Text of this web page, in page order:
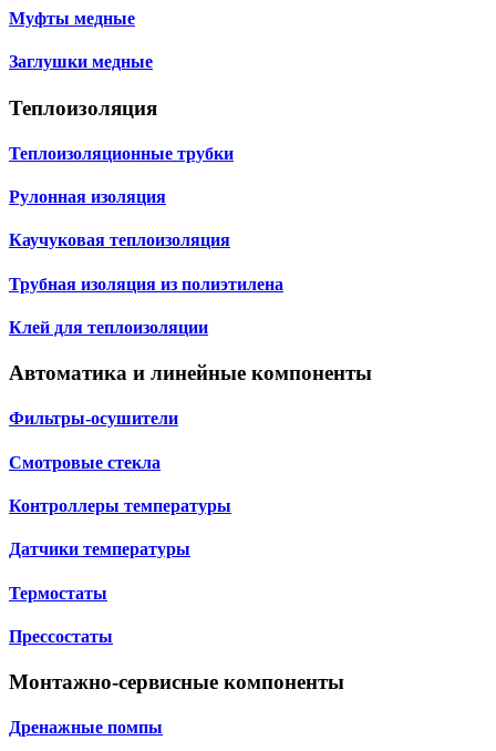
Муфты медные
Заглушки медные
Теплоизоляция
Теплоизоляционные трубки
Рулонная изоляция
Каучуковая теплоизоляция
Трубная изоляция из полиэтилена
Клей для теплоизоляции
Автоматика и линейные компоненты
Фильтры-осушители
Смотровые стекла
Контроллеры температуры
Датчики температуры
Термостаты
Прессостаты
Монтажно‑сервисные компоненты
Дренажные помпы